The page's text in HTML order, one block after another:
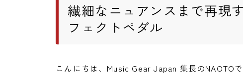
繊細なニュアンスまで再現
フェクトペダル
こんにちは、Music Gear Japan 集長のNAOTO